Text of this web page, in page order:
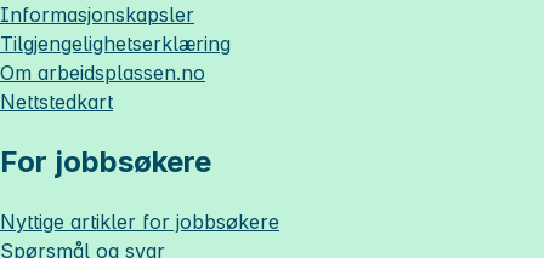
Informasjonskapsler
Tilgjengelighetserklæring
Om arbeidsplassen.no
Nettstedkart
For jobbsøkere
Nyttige artikler for jobbsøkere
Spørsmål og svar